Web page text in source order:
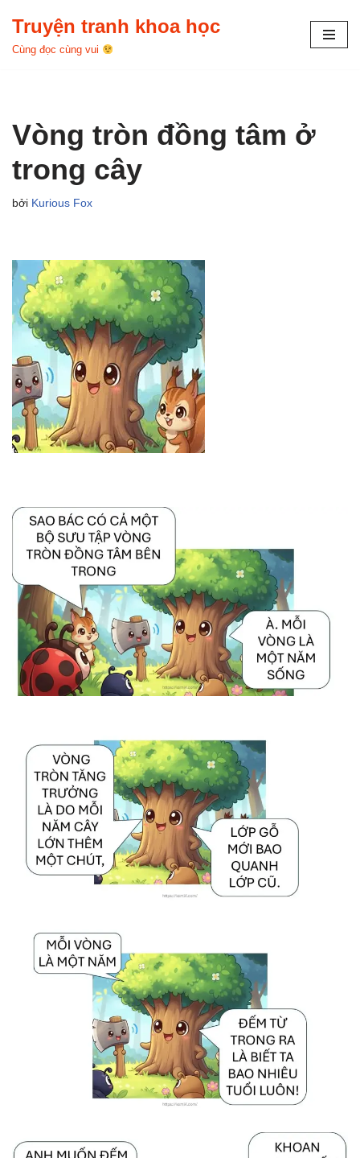
Chuyển
Truyện tranh khoa học
Cùng đọc cùng vui
Vòng tròn đồng tâm ở
trong cây
bởi Kurious Fox